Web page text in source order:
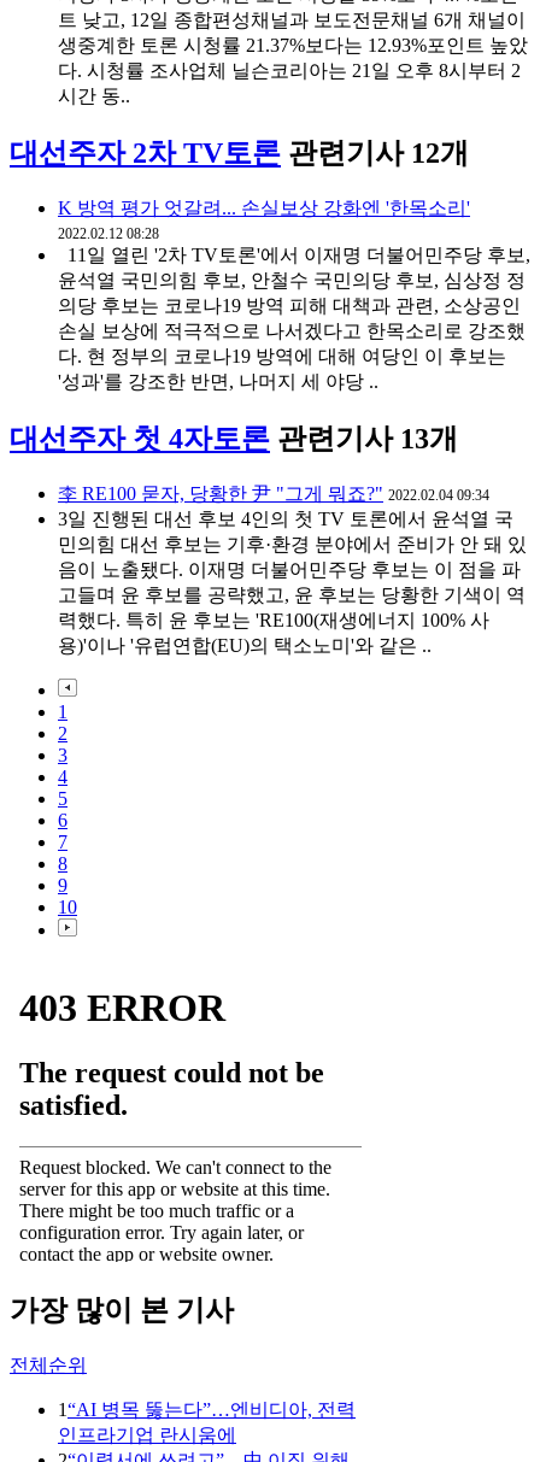
트 낮고, 12일 종합편성채널과 보도전문채널 6개 채널이
생중계한 토론 시청률 21.37%보다는 12.93%포인트 높았
다. 시청률 조사업체 닐슨코리아는 21일 오후 8시부터 2
시간 동..
대선주자 2차 TV토론 관련기사 12개
K 방역 평가 엇갈려... 손실보상 강화엔 '한목소리'
2022.02.12 08:28
11일 열린 '2차 TV토론'에서 이재명 더불어민주당 후보,
윤석열 국민의힘 후보, 안철수 국민의당 후보, 심상정 정
의당 후보는 코로나19 방역 피해 대책과 관련, 소상공인
손실 보상에 적극적으로 나서겠다고 한목소리로 강조했
다. 현 정부의 코로나19 방역에 대해 여당인 이 후보는
'성과'를 강조한 반면, 나머지 세 야당 ..
대선주자 첫 4자토론 관련기사 13개
李 RE100 묻자, 당황한 尹 "그게 뭐죠?" 2022.02.04 09:34
3일 진행된 대선 후보 4인의 첫 TV 토론에서 윤석열 국
민의힘 대선 후보는 기후·환경 분야에서 준비가 안 돼 있
음이 노출됐다. 이재명 더불어민주당 후보는 이 점을 파
고들며 윤 후보를 공략했고, 윤 후보는 당황한 기색이 역
력했다. 특히 윤 후보는 'RE100(재생에너지 100% 사
용)'이나 '유럽연합(EU)의 택소노미'와 같은 ..
1
2
3
4
5
6
7
8
9
10